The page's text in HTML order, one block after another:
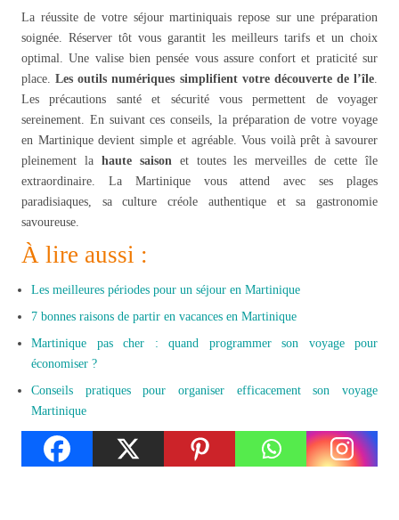
La réussite de votre séjour martiniquais repose sur une préparation
soignée. Réserver tôt vous garantit les meilleurs tarifs et un choix
optimal. Une valise bien pensée vous assure confort et praticité sur
place.Les outils numériques simplifient votre découverte de l’île.
Les précautions santé et sécurité vous permettent de voyager
sereinement. En suivant ces conseils, la préparation de votre voyage
en Martinique devient simple et agréable. Vous voilà prêt à savourer
pleinement la haute saisonet toutes les merveilles de cette île
extraordinaire. La Martinique vous attend avec ses plages
paradisiaques, sa culture créole authentique et sa gastronomie
savoureuse.
À lire aussi :
Les meilleures périodes pour un séjour en Martinique
7 bonnes raisons de partir en vacances en Martinique
Martinique pas cher : quand programmer son voyage pour
économiser ?
Conseils pratiques pour organiser efficacement son voyage
Martinique